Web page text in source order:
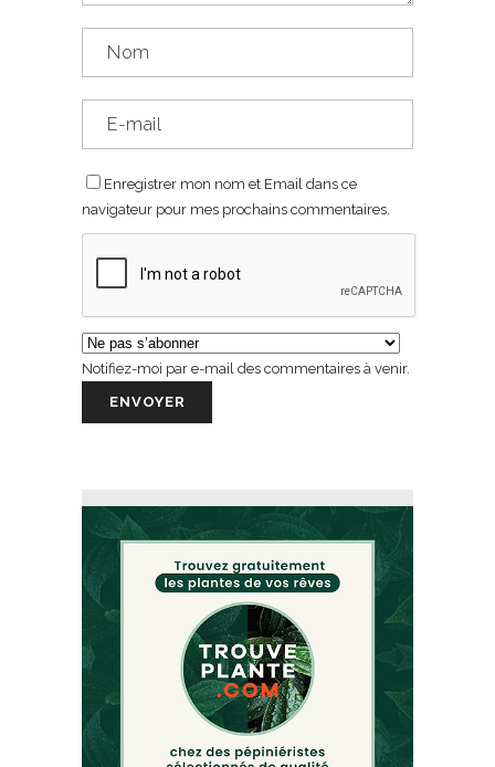
Enregistrer mon nom et Email dans ce
navigateur pour mes prochains commentaires.
Notifiez-moi par e-mail des commentaires à venir.